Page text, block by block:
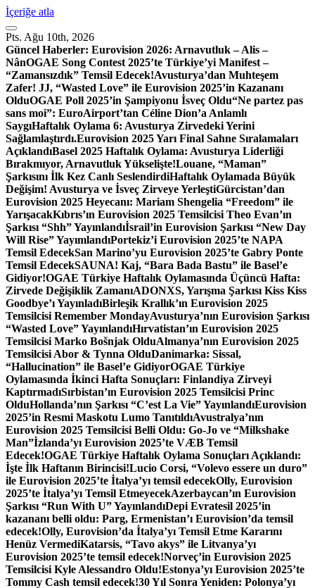
İçeriğe atla
Pts. Ağu 10th, 2026
Güncel Haberler: Eurovision 2026: Arnavutluk – Alis –
NânOGAE Song Contest 2025’te Türkiye’yi Manifest –
“Zamansızdık” Temsil Edecek!Avusturya’dan Muhteşem
Zafer! JJ, “Wasted Love” ile Eurovision 2025’in Kazananı
OlduOGAE Poll 2025’in Şampiyonu İsveç Oldu“Ne partez pas
sans moi”: EuroAirport’tan Céline Dion’a Anlamlı
SaygıHaftalık Oylama 6: Avusturya Zirvedeki Yerini
Sağlamlaştırdı.Eurovision 2025 Yarı Final Sahne Sıralamaları
AçıklandıBasel 2025 Haftalık Oylama: Avusturya Liderliği
Bırakmıyor, Arnavutluk Yükselişte!Louane, “Maman”
Şarkısını İlk Kez Canlı SeslendirdiHaftalık Oylamada Büyük
Değişim! Avusturya ve İsveç Zirveye YerleştiGürcistan’dan
Eurovision 2025 Heyecanı: Mariam Shengelia “Freedom” ile
YarışacakKıbrıs’ın Eurovision 2025 Temsilcisi Theo Evan’ın
Şarkısı “Shh” Yayınlandıİsrail’in Eurovision Şarkısı “New Day
Will Rise” YayımlandıPortekiz’i Eurovision 2025’te NAPA
Temsil EdecekSan Marino’yu Eurovision 2025’te Gabry Ponte
Temsil EdecekSAUNA! Kaj, “Bara Bada Bastu” ile Basel’e
Gidiyor!OGAE Türkiye Haftalık Oylamasında Üçüncü Hafta:
Zirvede Değişiklik ZamanıADONXS, Yarışma Şarkısı Kiss Kiss
Goodbye’ı YayınladıBirleşik Krallık’ın Eurovision 2025
Temsilcisi Remember MondayAvusturya’nın Eurovision Şarkısı
“Wasted Love” YayınlandıHırvatistan’ın Eurovision 2025
Temsilcisi Marko Bošnjak OlduAlmanya’nın Eurovision 2025
Temsilcisi Abor & Tynna OlduDanimarka: Sissal,
“Hallucination” ile Basel’e GidiyorOGAE Türkiye
Oylamasında İkinci Hafta Sonuçları: Finlandiya Zirveyi
KaptırmadıSırbistan’ın Eurovision 2025 Temsilcisi Princ
OlduHollanda’nın Şarkısı “C’est La Vie” YayınlandıEurovision
2025’in Resmi Maskotu Lumo TanıtıldıAvustralya’nın
Eurovision 2025 Temsilcisi Belli Oldu: Go-Jo ve “Milkshake
Man”İzlanda’yı Eurovision 2025’te VÆB Temsil
Edecek!OGAE Türkiye Haftalık Oylama Sonuçları Açıklandı:
İşte İlk Haftanın Birincisi!Lucio Corsi, “Volevo essere un duro”
ile Eurovision 2025’te İtalya’yı temsil edecekOlly, Eurovision
2025’te İtalya’yı Temsil EtmeyecekAzerbaycan’ın Eurovision
Şarkısı “Run With U” YayınlandıDepi Evratesil 2025’in
kazananı belli oldu: Parg, Ermenistan’ı Eurovision’da temsil
edecek!Olly, Eurovision’da İtalya’yı Temsil Etme Kararını
Henüz VermediKatarsis, “Tavo akys” ile Litvanya’yı
Eurovision 2025’te temsil edecek!Norveç’in Eurovision 2025
Temsilcisi Kyle Alessandro Oldu!Estonya’yı Eurovision 2025’te
Tommy Cash temsil edecek!30 Yıl Sonra Yeniden: Polonya’yı